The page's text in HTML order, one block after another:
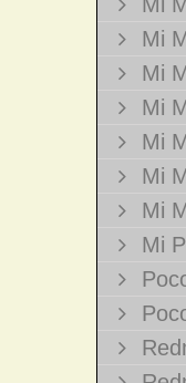
Mi
Mi
Mi
Mi
Mi
Mi
Mi